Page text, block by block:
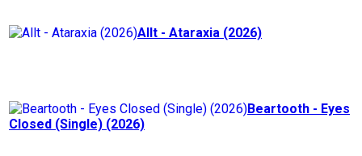
Allt - Ataraxia (2026)
Beartooth - Eyes
Closed (Single) (2026)